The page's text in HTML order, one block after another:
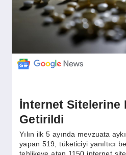
EKONOMI
SPOR
YAŞAM
İnternet Sitelerine
Getirildi
Yılın ilk 5 ayında mevzuata
yapan 519, tüketiciyi yanıltıcı
tehlikeye atan 1150 internet